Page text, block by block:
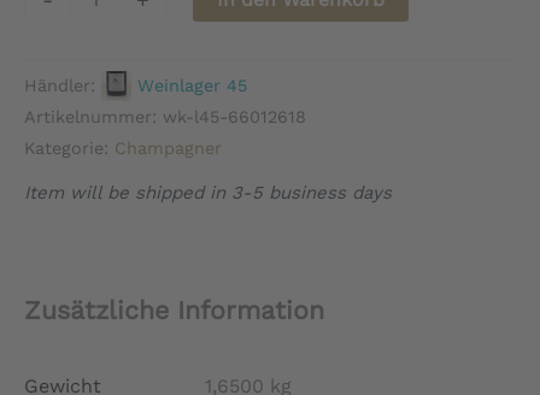
Grande
-
Händler:
Weinlager 45
Artikelnummer: wk-l45-66012618
Kategorie: Champagner
Item will be shipped in 3-5 business days
Zusätzliche Information
Gewicht 1,6500 kg